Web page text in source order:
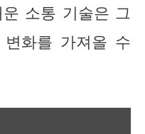
소통 기술은 그
화를 가져올 수